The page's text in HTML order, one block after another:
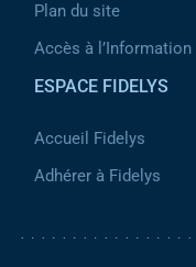
Plan du site
Accès à l’Information
ESPACE FIDELYS
Accueil Fidelys
Adhérer à Fidelys